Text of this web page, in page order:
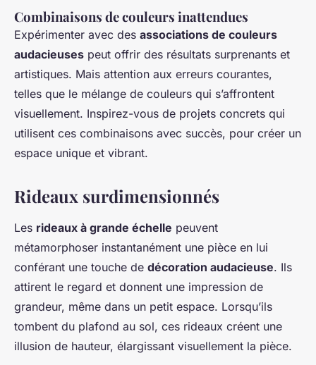
Combinaisons de couleurs inattendues
Expérimenter avec des associations de couleurs
audacieuses peut offrir des résultats surprenants et
artistiques. Mais attention aux erreurs courantes,
telles que le mélange de couleurs qui s’affrontent
visuellement. Inspirez-vous de projets concrets qui
utilisent ces combinaisons avec succès, pour créer un
espace unique et vibrant.
Rideaux surdimensionnés
Les rideaux à grande échelle peuvent
métamorphoser instantanément une pièce en lui
conférant une touche de décoration audacieuse. Ils
attirent le regard et donnent une impression de
grandeur, même dans un petit espace. Lorsqu’ils
tombent du plafond au sol, ces rideaux créent une
illusion de hauteur, élargissant visuellement la pièce.